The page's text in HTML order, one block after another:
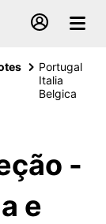
Portugal
Italia
Belgica
-
e